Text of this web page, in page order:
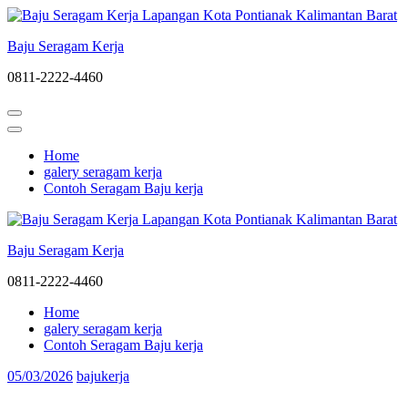
Lompat
konten
Enter)
Baju Seragam Kerja
0811-2222-4460
Home
galery seragam kerja
Contoh Seragam Baju kerja
Baju Seragam Kerja
0811-2222-4460
Home
galery seragam kerja
Contoh Seragam Baju kerja
05/03/2026 bajukerja